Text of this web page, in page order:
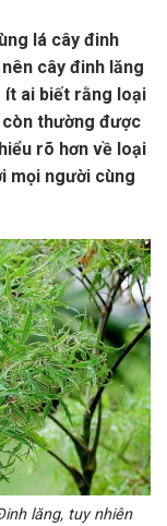
lá cây đinh
cây đinh lăng
ít ai biết rằng loại
thường được
rõ hơn về loại
mọi người cùng
lăng, tuy nhiên